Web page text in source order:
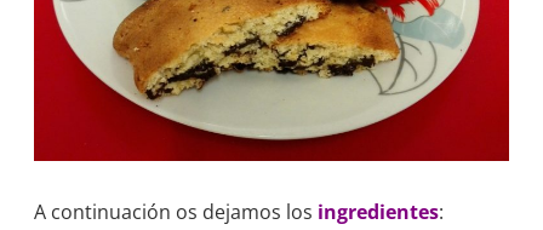
A continuación os dejamos los ingredientes: